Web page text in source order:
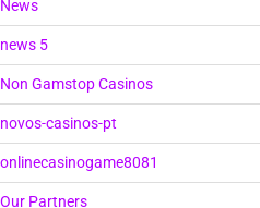
News
news 5
Non Gamstop Casinos
novos-casinos-pt
onlinecasinogame8081
Our Partners